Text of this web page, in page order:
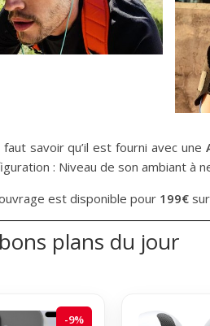
faut savoir qu’il est fourni avec une
: Niveau de son ambiant à
est disponible pour 199€
plans du jour
-9%